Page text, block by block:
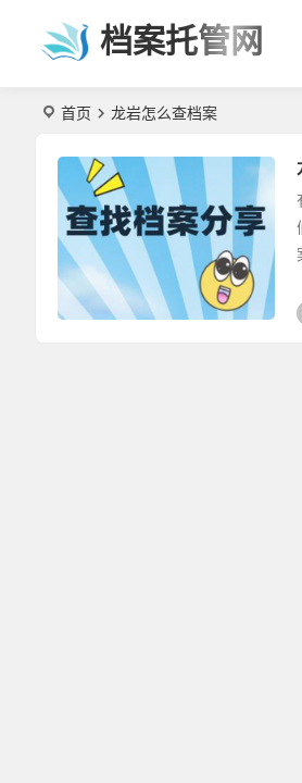
档案托管网
首页 龙岩怎么查档案